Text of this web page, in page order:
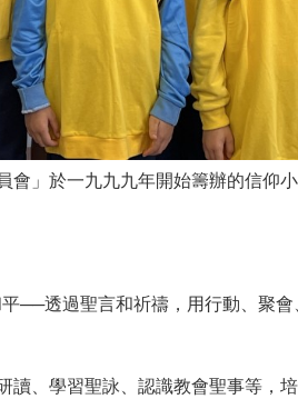
會」於一九九九年開始籌辦的信仰
──透過聖言和祈禱，用行動、聚會
、學習聖詠、認識教會聖事等，